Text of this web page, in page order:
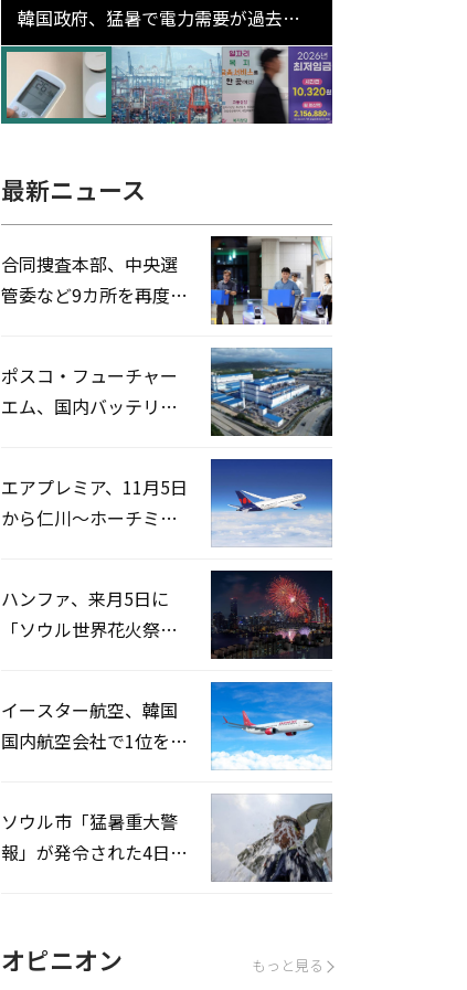
韓国政府、猛暑で電力需要が過去最
高更新の可能性に需給対応体制を点
検
最新ニュース
合同捜査本部、中央選
管委など9カ所を再度家
ポスコ・フューチャー
エム、国内バッテリー
エアプレミア、11月5日
から仁川〜ホーチミン
ハンファ、来月5日に
「ソウル世界花火祭り
イースター航空、韓国
国内航空会社で1位を記
ソウル市「猛暑重大警
報」が発令された4日、
オピニオン もっと見る